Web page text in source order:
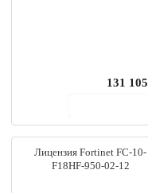
131 105
Лицензия Fortinet FC-10-
F18HF-950-02-12